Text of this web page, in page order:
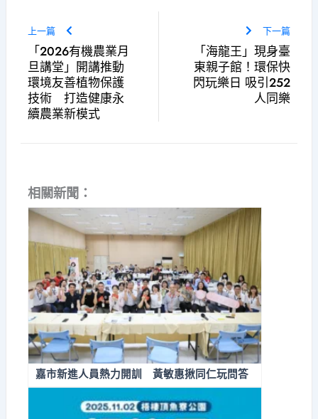
上一篇
「2026有機農業月
旦講堂」開講推動
環境友善植物保護
技術 打造健康永
續農業新模式
下一篇
「海龍王」現身臺
東親子館！環保快
閃玩樂日 吸引252
人同樂
相關新聞：
嘉市新進人員熱力開訓 黃敏惠揪同仁玩問答